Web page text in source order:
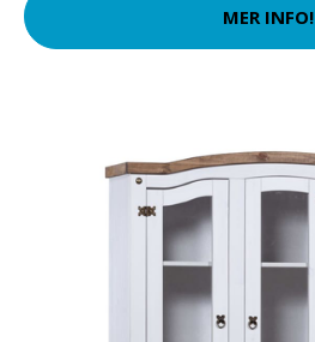
MER INFO!